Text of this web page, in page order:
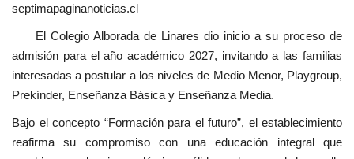
septimapaginanoticias.cl
El Colegio Alborada de Linares dio inicio a su proceso de
admisión para el año académico 2027, invitando a las familias
interesadas a postular a los niveles de Medio Menor, Playgroup,
Prekínder, Enseñanza Básica y Enseñanza Media.
Bajo el concepto “Formación para el futuro”, el establecimiento
reafirma su compromiso con una educación integral que